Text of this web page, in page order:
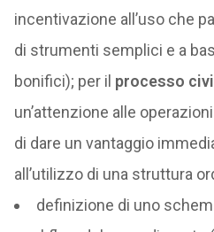
incentivazione all’uso che
di strumenti semplici e a
bonifici); per il processo
un’attenzione alle
di dare un vantaggio
all’utilizzo di una struttura
definizione di uno